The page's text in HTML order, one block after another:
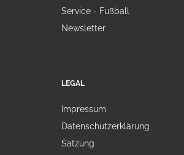
Service - Fußball
Newsletter
LEGAL
Impressum
Datenschutzerklärung
Satzung